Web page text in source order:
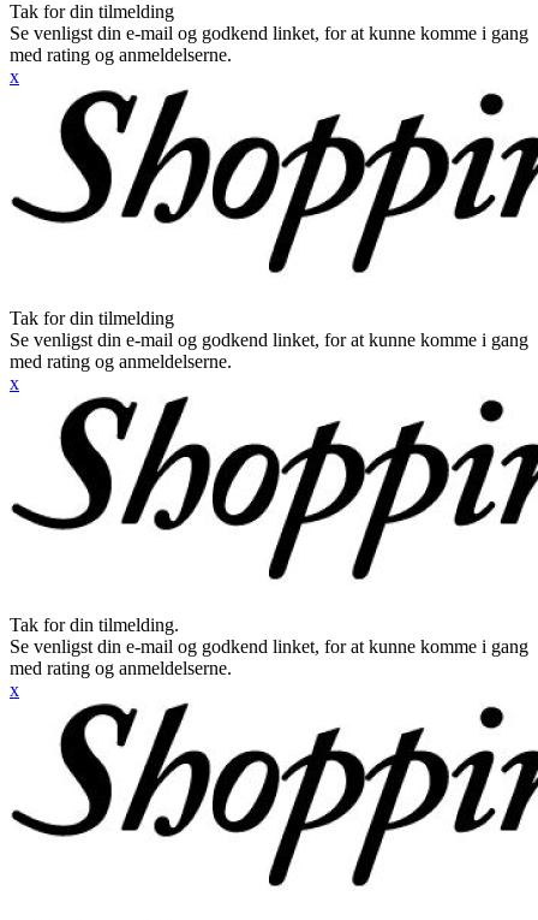
Tak for din tilmelding
Se venligst din e-mail og godkend linket, for at kunne komme i gang
med rating og anmeldelserne.
x
Tak for din tilmelding
Se venligst din e-mail og godkend linket, for at kunne komme i gang
med rating og anmeldelserne.
x
Tak for din tilmelding.
Se venligst din e-mail og godkend linket, for at kunne komme i gang
med rating og anmeldelserne.
x